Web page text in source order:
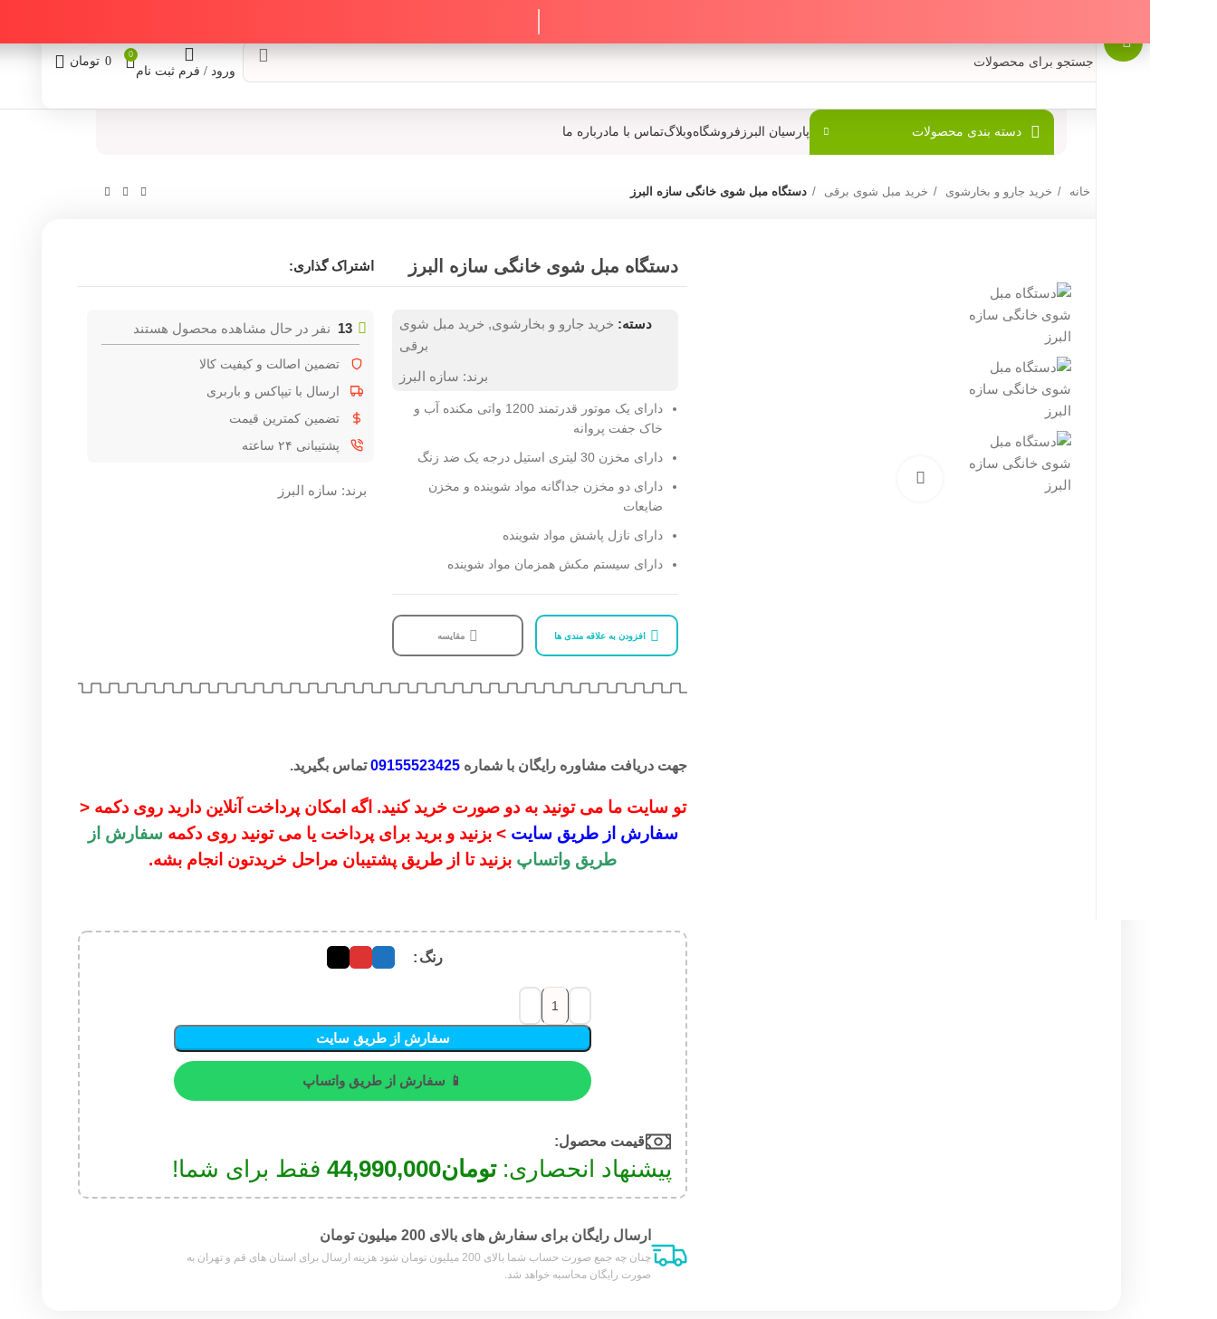
ورود / فرم ثبت نام
تومان
دسته بندی محصولات پارسیان البرزفروشگاهوبلاگتماس با مادرباره ما
خرید جارو و بخارشوی خرید مبل شوی برقی دستگاه مبل شوی خانگی سازه البرز
دستگاه مبل شوی خانگی سازه البرز اشتراک گذاری:
خرید جارو و بخارشوی خرید مبل شوی
سازه البرز
دارای یک موتور قدرتمند 1200 واتی مکنده آب و
خاک جفت پروانه
دارای مخزن 30 لیتری استیل درجه یک ضد زنگ
دارای دو مخزن جداگانه مواد شوینده و مخزن
دارای نازل پاشش مواد شوینده
دارای سیستم مکش همزمان مواد شوینده
افزودن به علاقه مندی ها
13 نفر در حال مشاهده محصول هستند
تضمین اصالت و کیفیت کالا
ارسال با تیپاکس و باربری
تضمین کمترین قیمت
پشتیبانی ۲۴ ساعته
برند: سازه البرز
جهت دریافت مشاوره رایگان با شماره09155523425 تماس بگیرید.
تو سایت ما می تونید به دو صورت خرید کنید. اگه امکان پرداخت آنلاین دارید روی دکمه <
سفارش از طریق سایت> بزنید و برید برای پرداخت یا می تونید روی دکمه سفارش از
طریق واتساپبزنید تا از طریق پشتیبان مراحل خریدتون انجام بشه.
سفارش از طریق سایت
📱 سفارش از طریق واتساپ
قیمت محصول:​
پیشنهاد انحصاری:تومان44,990,000فقط برای شما!
ارسال رایگان برای سفارش های بالای 200 میلیون تومان
چنان چه جمع صورت حساب شما بالای 200 میلیون تومان شود هزینه ارسال برای استان های قم و تهران به
صورت رایگان محاسبه خواهد شد.